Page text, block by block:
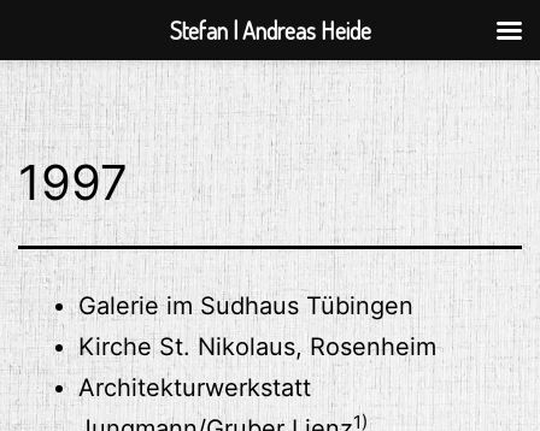
Zum
Inhalt
springen
1997
Galerie im Sudhaus Tübingen
Kirche St. Nikolaus, Rosenheim
Architekturwerkstatt
1)
Stefan | Andreas Heide